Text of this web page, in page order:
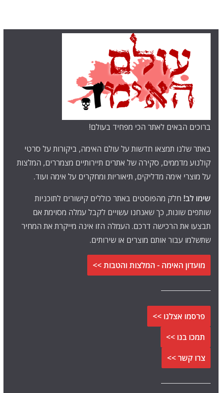
ברוכים הבאים לאתר הכי מפחיד בעולם!
באתר שלנו תמצאו חדשות על עולם האימה, ביקורות על סרטי
קולנוע מדממים, סקירה של אתרים תיירותיים מצמררים, המלצות
על מוצרי אימה מדליקים, תיאוריות ומחקרים על אימה ועוד.
שימו לב! חלק מהפוסטים באתר כוללים קישורים לתוכניות
שותפים שונות, כך שאנחנו עשויים לקבל עמלה מסוימת אם
תבצעו את הרכישה דרכם. העמלה הזו אינה מייקרת את המחיר
שתשלמו עבור אותם מוצרים או שירותים.
מועדון האימה - המלצות והטבות >>
פרסמו אצלנו >>
תמכו בנו >>
צרו קשר >>